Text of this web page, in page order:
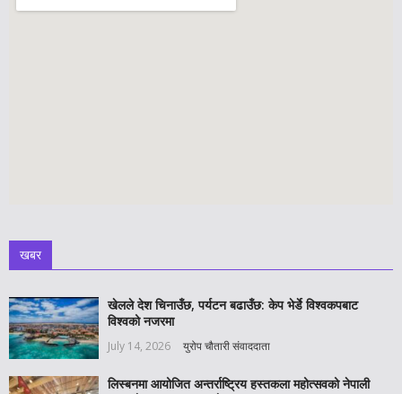
खबर
खेलले देश चिनाउँछ, पर्यटन बढाउँछ: केप भेर्डे विश्वकपबाट
विश्वको नजरमा
July 14, 2026 युरोप चौतारी संवाददाता
लिस्बनमा आयोजित अन्तर्राष्ट्रिय हस्तकला महोत्सवको नेपाली